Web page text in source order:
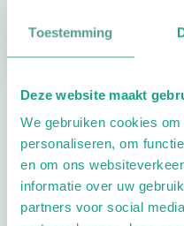
Toestemming
Deze website maakt
We gebruiken cookies
personaliseren, om
en om ons
informatie over uw
partners voor social
Pedicure
pedicure.